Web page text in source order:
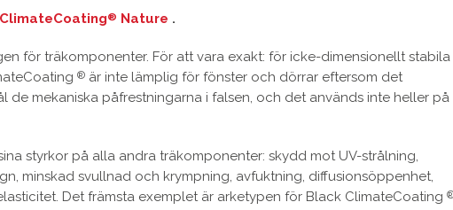
ClimateCoating® Nature .
för träkomponenter. För att vara exakt: för icke-dimensionellt stabila
® är inte lämplig för fönster och dörrar eftersom det
de mekaniska påfrestningarna i falsen, och det används inte heller på
styrkor på alla andra träkomponenter: skydd mot UV-strålning,
minskad svullnad och krympning, avfuktning, diffusionsöppenhet,
Det främsta exemplet är arketypen för Black ClimateCoating